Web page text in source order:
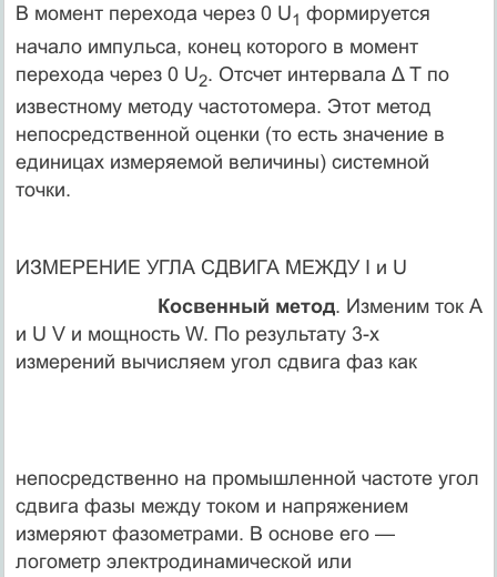
В момент перехода через 0 U1 формируется
начало импульса, конец которого в момент
перехода через 0 U2. Отсчет интервала Δ T по
известному методу частотомера. Этот метод
непосредственной оценки (то есть значение в
единицах измеряемой величины) системной
точки.
ИЗМЕРЕНИЕ УГЛА СДВИГА МЕЖДУ I и U
Косвенный метод. Изменим ток А
и U V и мощность W. По результату 3-х
измерений вычисляем угол сдвига фаз как
непосредственно на промышленной частоте угол
сдвига фазы между током и напряжением
измеряют фазометрами. В основе его —
логометр электродинамической или